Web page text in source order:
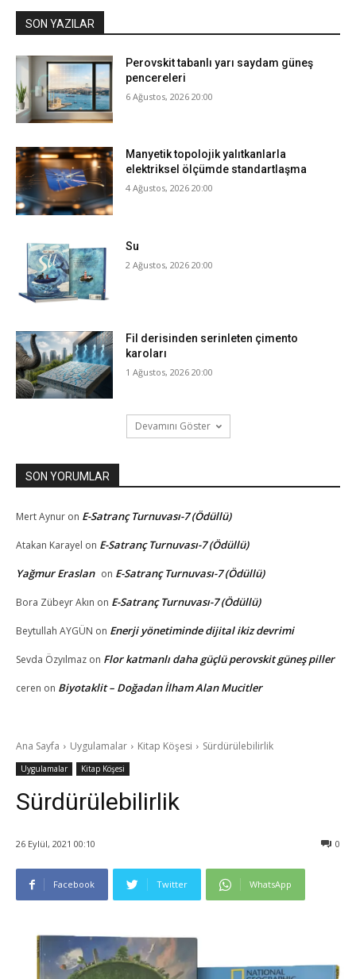
SON YAZILAR
Perovskit tabanlı yarı saydam güneş
pencereleri
6 Ağustos, 2026 20:00
Manyetik topolojik yalıtkanlarla
elektriksel ölçümde standartlaşma
4 Ağustos, 2026 20:00
Su
2 Ağustos, 2026 20:00
Fil derisinden serinleten çimento
karoları
1 Ağustos, 2026 20:00
Devamını Göster
SON YORUMLAR
Mert Aynur on E-Satranç Turnuvası-7 (Ödüllü)
Atakan Karayel on E-Satranç Turnuvası-7 (Ödüllü)
Yağmur Eraslan on E-Satranç Turnuvası-7 (Ödüllü)
Bora Zübeyr Akın on E-Satranç Turnuvası-7 (Ödüllü)
Beytullah AYGÜN on Enerji yönetiminde dijital ikiz devrimi
Sevda Özyılmaz on Flor katmanlı daha güçlü perovskit güneş piller
ceren on Biyotaklit – Doğadan İlham Alan Mucitler